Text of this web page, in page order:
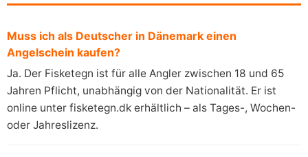
Muss ich als Deutscher in Dänemark einen
Angelschein kaufen?
Ja. Der Fisketegn ist für alle Angler zwischen 18 und 65
Jahren Pflicht, unabhängig von der Nationalität. Er ist
online unter fisketegn.dk erhältlich – als Tages-, Wochen-
oder Jahreslizenz.